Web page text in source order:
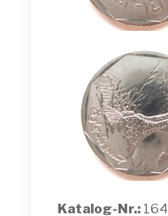
Katalog-Nr.: 164